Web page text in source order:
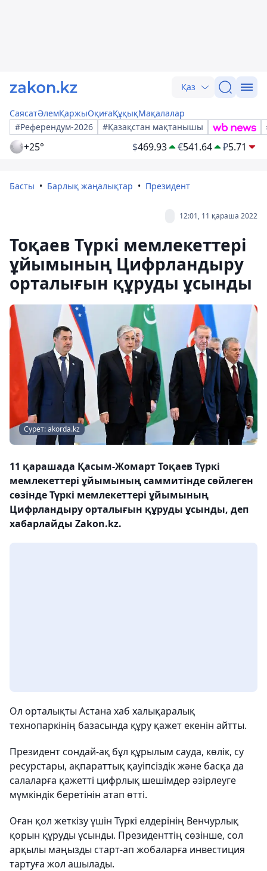
Қаз
СаясатӘлемҚаржыОқиғаҚұқықМақалалар
#Референдум-2026
#Қазақстан мақтанышы
+25° $469.93 €541.64 ₽5.71
Басты Барлық жаңалықтар Президент
12:01, 11 қараша 2022
Тоқаев Түркі мемлекеттері
ұйымының Цифрландыру
орталығын құруды ұсынды
Сурет: akorda.kz
11 қарашада Қасым-Жомарт Тоқаев Түркі
мемлекеттері ұйымының саммитінде сөйлеген
сөзінде Түркі мемлекеттері ұйымының
Цифрландыру орталығын құруды ұсынды, деп
хабарлайды Zakon.kz.
Ол орталықты Астана хаб халықаралық
технопаркінің базасында құру қажет екенін айтты.
Президент сондай-ақ бұл құрылым сауда, көлік, су
ресурстары, ақпараттық қауіпсіздік және басқа да
салаларға қажетті цифрлық шешімдер әзірлеуге
мүмкіндік беретінін атап өтті.
Оған қол жеткізу үшін Түркі елдерінің Венчурлық
қорын құруды ұсынды. Президенттің сөзінше, сол
арқылы маңызды старт-ап жобаларға инвестиция
тартуға жол ашылады.